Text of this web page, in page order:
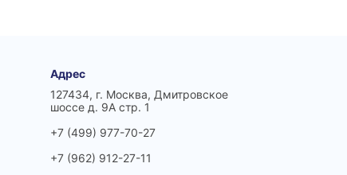
Адрес
127434, г. Москва, Дмитровское
шоссе д. 9А стр. 1
+7 (499) 977-70-27
+7 (962) 912-27-11